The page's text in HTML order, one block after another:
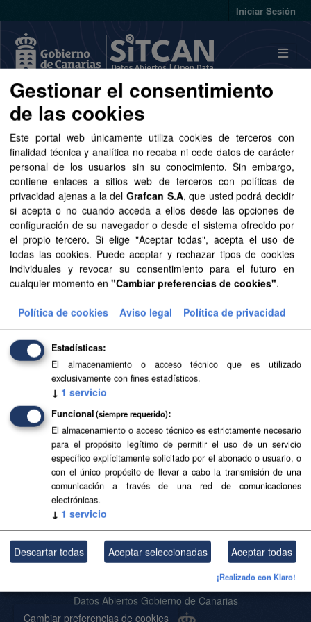
Cambiar preferencias de cookies
Iniciar Sesión
Conjuntos de datos
Ordenar por
1 conjunto de datos encontrado
Organizaciones: GRAFCAN Formatos:
SHP
Base Topográfica a escala 1:5.000 de Canarias
(2004-2006)
Base Topográfica a escala 1:5.000 de Canarias (2004-
2006)
SHP SpatiaLite
Usted también puede acceder a este registro utilizando losAPI(ver
API Docs).
Acerca de SITCAN Open Data
Datos Abiertos Gobierno de Canarias
Gestionar el consentimiento
de las cookies
Este portal web únicamente utiliza cookies de terceros con
finalidad técnica y analítica no recaba ni cede datos de carácter
personal de los usuarios sin su conocimiento. Sin embargo,
contiene enlaces a sitios web de terceros con políticas de
privacidad ajenas a la del Grafcan S.A, que usted podrá decidir
si acepta o no cuando acceda a ellos desde las opciones de
configuración de su navegador o desde el sistema ofrecido por
el propio tercero. Si elige "Aceptar todas", acepta el uso de
todas las cookies. Puede aceptar y rechazar tipos de cookies
individuales y revocar su consentimiento para el futuro en
cualquier momento en "Cambiar preferencias de cookies".
Política de cookies Aviso legal Política de privacidad
Estadísticas
El almacenamiento o acceso técnico que es utilizado
exclusivamente con fines estadísticos.
↓ 1 servicio
Funcional (siempre requerido)
El almacenamiento o acceso técnico es estrictamente necesario
para el propósito legítimo de permitir el uso de un servicio
específico explícitamente solicitado por el abonado o usuario, o
con el único propósito de llevar a cabo la transmisión de una
comunicación a través de una red de comunicaciones
electrónicas.
↓ 1 servicio
Descartar todas Aceptar seleccionadas Aceptar todas
¡Realizado con Klaro!